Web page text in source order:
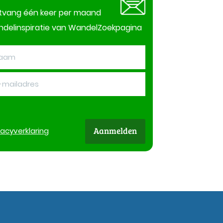
één keer per maand
van WandelZoekpagina
verklaring Aanmelden